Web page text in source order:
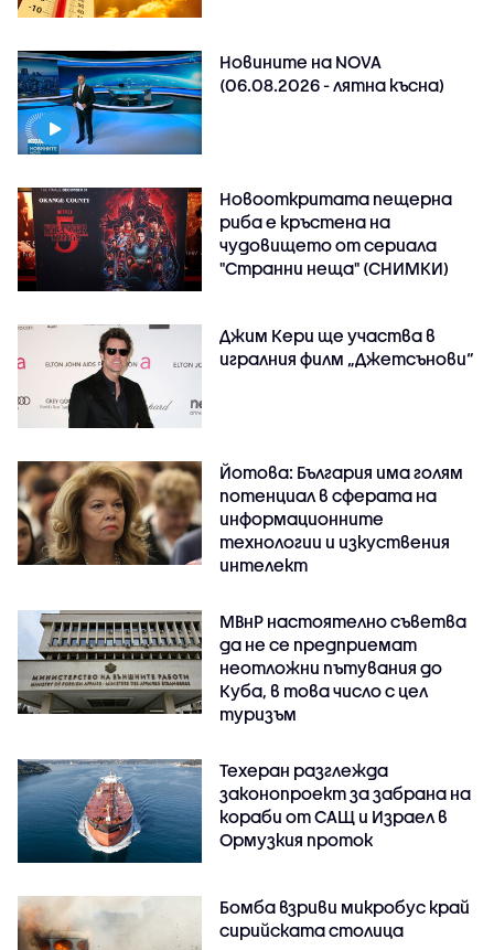
Новините на NOVA
(06.08.2026 - лятна късна)
Новооткритата пещерна
риба е кръстена на
чудовището от сериала
"Странни неща" (СНИМКИ)
Джим Кери ще участва в
игралния филм „Джетсънови“
Йотова: България има голям
потенциал в сферата на
информационните
технологии и изкуствения
интелект
МВнР настоятелно съветва
да не се предприемат
неотложни пътувания до
Куба, в това число с цел
туризъм
Техеран разглежда
законопроект за забрана на
кораби от САЩ и Израел в
Ормузкия проток
Бомба взриви микробус край
сирийската столица